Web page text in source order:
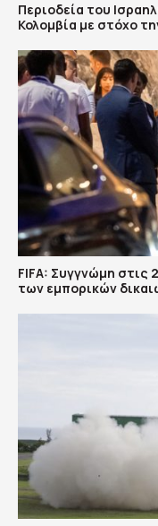
Περιοδεία του
Κολομβία με στόχο
FIFA: Συγγνώμη στις
των εμπορικών